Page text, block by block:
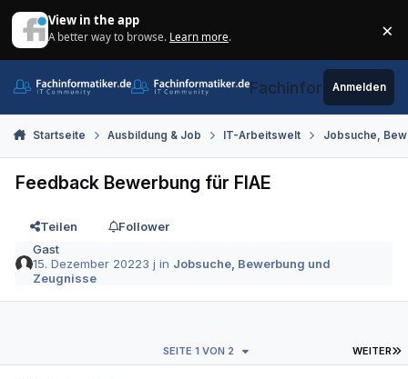
View in the app
A better way to browse. Learn more. ×
Fachinformatiker.de
Anmelden
Startseite Ausbildung & Job IT-Arbeitswelt Jobsuche,
Feedback Bewerbung für FIAE
Teilen
Follower
Gast
15. Dezember 20223 j in Jobsuche, Bewerbung und
Zeugnisse
WEITER
SEITE 1 VON 2